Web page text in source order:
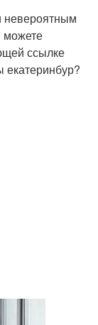
невероятным
можете
ссылке
екатеринбур?